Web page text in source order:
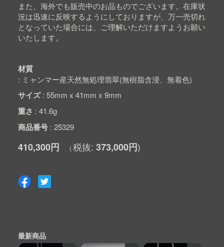
また、海外でも販売中のお品ものでございます。在庫状
況は迅速に反映するようにしておりますが、万一売切れ
となっていた場合には、ご理解いただけますようお願い
いたします。
材質
ミャンマー産天然無処理翡翠(無樹脂含浸、無着色)
サイズ 55mm x 41mm x 9mm
重さ 41.6g
商品番号 25329
410,300円 373,000円
最新商品